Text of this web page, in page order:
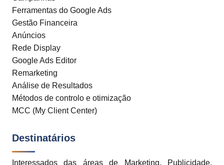
Ferramentas do Google Ads
Gestão Financeira
Anúncios
Rede Display
Google Ads Editor
Remarketing
Análise de Resultados
Métodos de controlo e otimização
MCC (My Client Center)
Destinatários
Interessados das áreas de Marketing, Publicidade,